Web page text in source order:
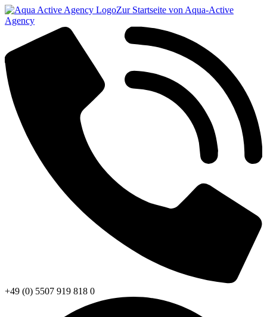
Zur Startseite von Aqua-Active
Agency
+49 (0) 5507 919 818 0